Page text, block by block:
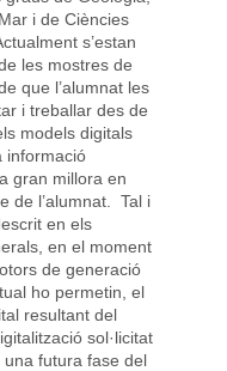
i de Ciències
s’estan
les mostres de
que l’alumnat les
i treballar des de
models digitals
informació
gran millora en
de l’alumnat. Tal i
en els
en el moment
de generació
ho permetin, el
resultant del
sol·licitat
una futura fase del